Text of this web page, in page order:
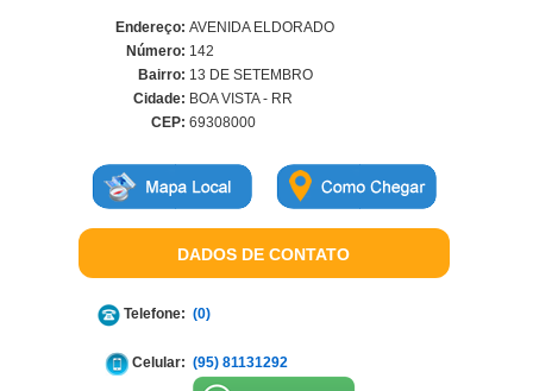
Endereço: AVENIDA ELDORADO
Número: 142
Bairro: 13 DE SETEMBRO
Cidade: BOA VISTA - RR
CEP: 69308000
DADOS DE CONTATO
Telefone: (0)
Celular: (95) 81131292